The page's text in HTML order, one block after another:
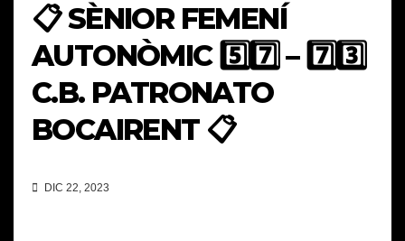
📋 SÈNIOR FEMENÍ
AUTONÒMIC 5️⃣7️⃣ – 7️⃣3️⃣
C.B. PATRONATO
BOCAIRENT 📋
DIC 22, 2023